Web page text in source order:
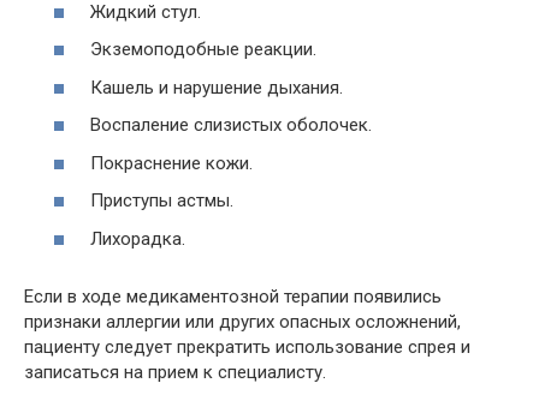
Жидкий стул.
Экземоподобные реакции.
Кашель и нарушение дыхания.
Воспаление слизистых оболочек.
Покраснение кожи.
Приступы астмы.
Лихорадка.
Если в ходе медикаментозной терапии появились
признаки аллергии или других опасных осложнений,
пациенту следует прекратить использование спрея и
записаться на прием к специалисту.